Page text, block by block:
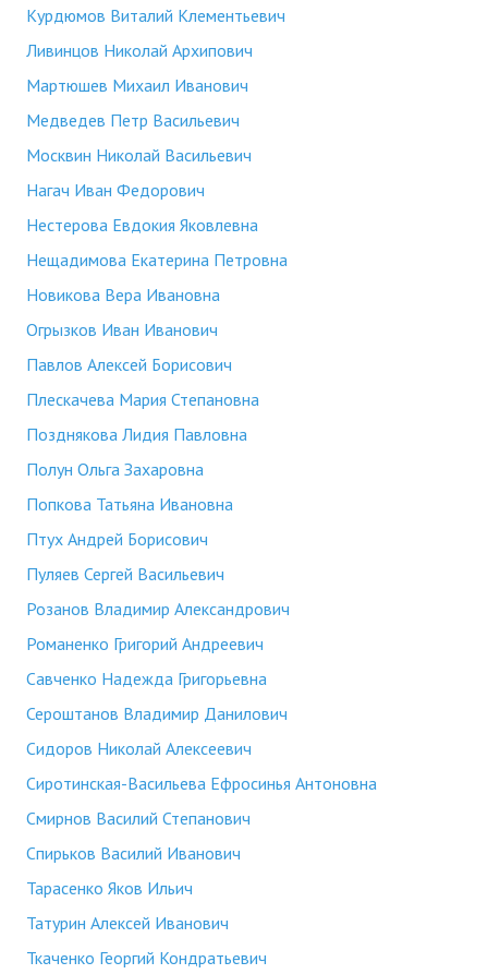
Курдюмов Виталий Клементьевич
Ливинцов Николай Архипович
Мартюшев Михаил Иванович
Медведев Петр Васильевич
Москвин Николай Васильевич
Нагач Иван Федорович
Нестерова Евдокия Яковлевна
Нещадимова Екатерина Петровна
Новикова Вера Ивановна
Огрызков Иван Иванович
Павлов Алексей Борисович
Плескачева Мария Степановна
Позднякова Лидия Павловна
Полун Ольга Захаровна
Попкова Татьяна Ивановна
Птух Андрей Борисович
Пуляев Сергей Васильевич
Розанов Владимир Александрович
Романенко Григорий Андреевич
Савченко Надежда Григорьевна
Сероштанов Владимир Данилович
Сидоров Николай Алексеевич
Сиротинская-Васильева Ефросинья Антоновна
Смирнов Василий Степанович
Спирьков Василий Иванович
Тарасенко Яков Ильич
Татурин Алексей Иванович
Ткаченко Георгий Кондратьевич